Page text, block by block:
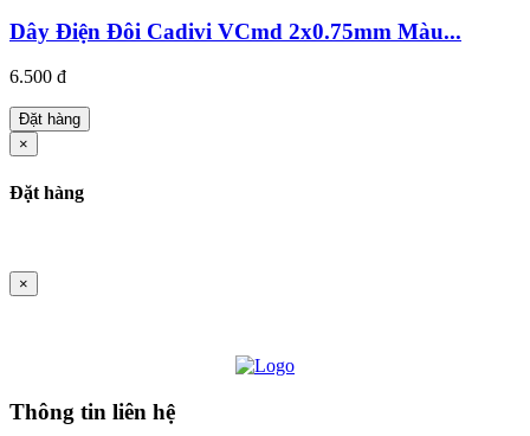
Dây Điện Đôi Cadivi VCmd 2x0.75mm Màu...
6.500 đ
Đặt hàng
×
Đặt hàng
×
Thông tin liên hệ